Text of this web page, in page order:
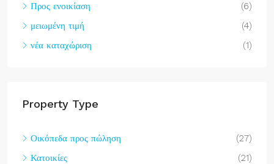
Προς ενοικίαση
(6)
μειωμένη τιμή
(4)
νέα καταχώριση
(1)
Property Type
Οικόπεδα προς πώληση
(27)
Κατοικίες
(21)